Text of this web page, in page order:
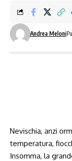
Andrea Meloni
Nevischia, anzi
temperatura,
Insomma, la